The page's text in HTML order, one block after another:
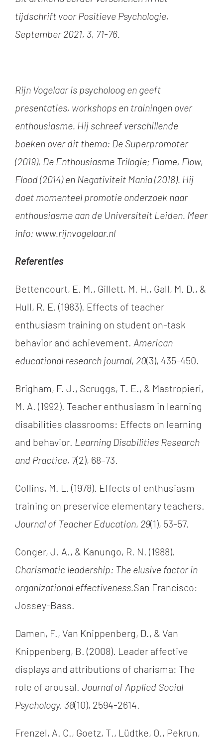
tijdschrift voor Positieve Psychologie,
September 2021, 3, 71-76.
Rijn Vogelaar is psycholoog en geeft
presentaties, workshops en trainingen over
enthousiasme. Hij schreef verschillende
boeken over dit thema: De Superpromoter
(2019), De Enthousiasme Trilogie; Flame, Flow,
Flood (2014) en Negativiteit Mania (2018). Hij
doet momenteel promotie onderzoek naar
enthousiasme aan de Universiteit Leiden. Meer
info: www.rijnvogelaar.nl
Referenties
Bettencourt, E. M., Gillett, M. H., Gall, M. D., &
Hull, R. E. (1983). Effects of teacher
enthusiasm training on student on-task
behavior and achievement. American
educational research journal, 20(3), 435-450.
Brigham, F. J., Scruggs, T. E., & Mastropieri,
M. A. (1992). Teacher enthusiasm in learning
disabilities classrooms: Effects on learning
and behavior. Learning Disabilities Research
and Practice, 7(2), 68–73.
Collins, M. L. (1978). Effects of enthusiasm
training on preservice elementary teachers.
Journal of Teacher Education, 29(1), 53-57.
Conger, J. A., & Kanungo, R. N. (1988).
Charismatic leadership: The elusive factor in
organizational effectiveness.San Francisco:
Jossey-Bass.
Damen, F., Van Knippenberg, D., & Van
Knippenberg, B. (2008). Leader affective
displays and attributions of charisma: The
role of arousal. Journal of Applied Social
Psychology, 38(10), 2594-2614.
Frenzel, A. C., Goetz, T., L üdtke, O., Pekrun,